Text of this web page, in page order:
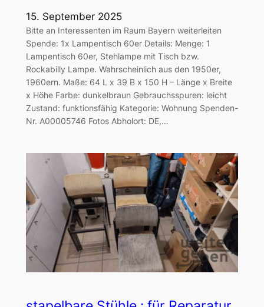
15. September 2025
Bitte an Interessenten im Raum Bayern weiterleiten
Spende: 1x Lampentisch 60er Details: Menge: 1
Lampentisch 60er, Stehlampe mit Tisch bzw.
Rockabilly Lampe. Wahrscheinlich aus den 1950er,
1960ern. Maße: 64 L x 39 B x 150 H – Länge x Breite
x Höhe Farbe: dunkelbraun Gebrauchsspuren: leicht
Zustand: funktionsfähig Kategorie: Wohnung Spenden-
Nr. A00005746 Fotos Abholort: DE,…